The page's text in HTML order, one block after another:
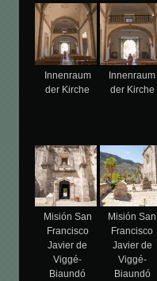
Innenraum
der Kirche
Innenraum
der Kirche
Misión San
Francisco
Javier de
Viggé-
Biaundó
Misión San
Francisco
Javier de
Viggé-
Biaundó